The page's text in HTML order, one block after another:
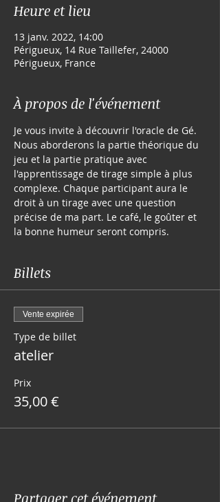
Heure et lieu
13 janv. 2022, 14:00
Périgueux, 14 Rue Taillefer, 24000
Périgueux, France
À propos de l'événement
Je vous invite à découvrir l'oracle de Gé.
Nous aborderons la partie théorique du
jeu et la partie pratique avec
l'apprentissage de tirage simple à plus
complexe. Chaque participant aura le
droit à un tirage avec une question
précise de ma part. Le café, le goûter et
la bonne humeur seront compris.
Billets
Vente expirée
Type de billet
atelier
Prix
35,00 €
Partager cet événement